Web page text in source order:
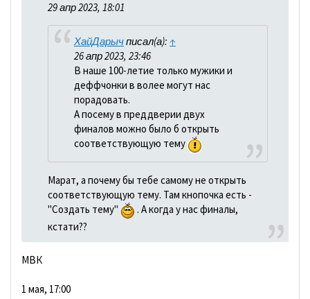
29 апр 2023, 18:01
ХайДарычписал(а): ↑
26 апр 2023, 23:46
В наше 100-летие только мужики и
деффчонки в волее могут нас
порадовать.
А посему в преддверии двух
финалов можно было б открыть
соответствующую тему
Марат, а почему бы тебе самому не открыть
соответствующую тему. Там кнопочка есть -
"Создать тему"
. А когда у нас финалы,
кстати??
МВК
1 мая, 17:00